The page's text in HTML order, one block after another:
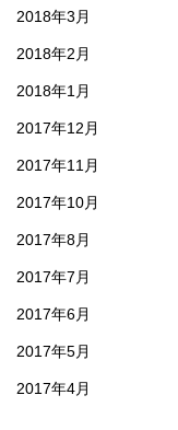
2018年3月
2018年2月
2018年1月
2017年12月
2017年11月
2017年10月
2017年8月
2017年7月
2017年6月
2017年5月
2017年4月